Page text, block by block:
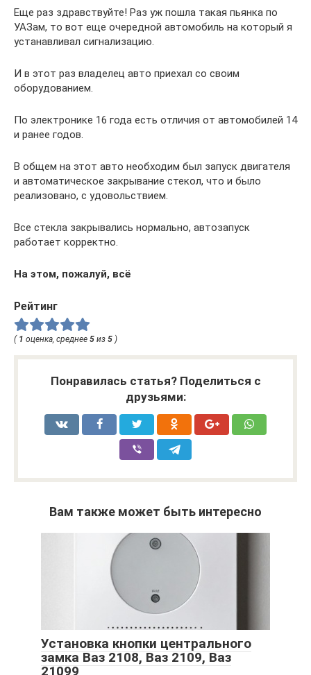
Еще раз здравствуйте! Раз уж пошла такая пьянка по
УАЗам, то вот еще очередной автомобиль на который я
устанавливал сигнализацию.
И в этот раз владелец авто приехал со своим
оборудованием.
По электронике 16 года есть отличия от автомобилей 14
и ранее годов.
В общем на этот авто необходим был запуск двигателя
и автоматическое закрывание стекол, что и было
реализовано, с удовольствием.
Все стекла закрывались нормально, автозапуск
работает корректно.
На этом, пожалуй, всё
Рейтинг
( 1 оценка, среднее 5 из 5 )
Понравилась статья? Поделиться с
друзьями:
Вам также может быть интересно
Установка кнопки центрального
замка Ваз 2108, Ваз 2109, Ваз
21099